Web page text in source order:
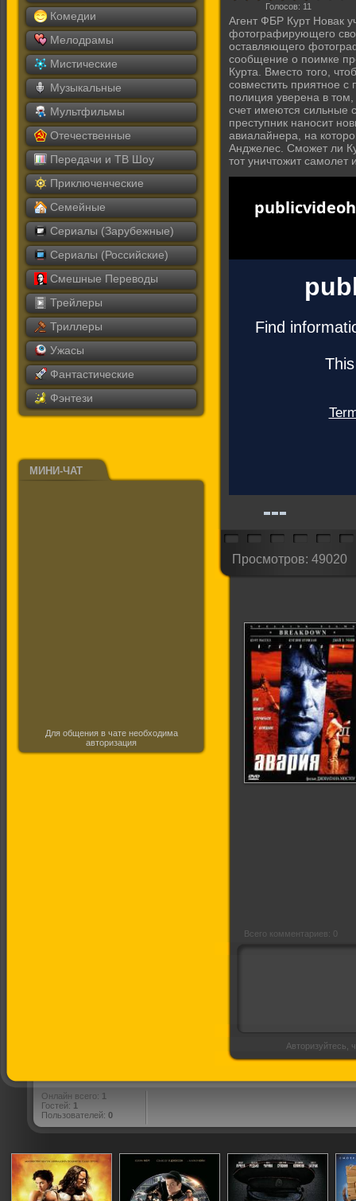
Комедии
Мелодрамы
Мистические
Музыкальные
Мультфильмы
Отечественные
Передачи и ТВ Шоу
Приключенческие
Семейные
Сериалы (Зарубежные)
Сериалы (Российские)
Смешные Переводы
Трейлеры
Триллеры
Ужасы
Фантастические
Фэнтези
МИНИ-ЧАТ
Для общения в чате необходима
авторизация
Голосов: 11
Агент ФБР Курт Новак
фотографирующего
оставляющего
сообщение о поимке
Курта. Вместо того,
совместить приятное с
полиция уверена в
счет имеются сильные
преступник наносит
авиалайнера, на
Анджелес. Сможет ли
тот уничтожит самолет
Просмотров: 49020
Всего комментариев: 0
Авторизуйтесь,
Онлайн всего: 1
Гостей: 1
Пользователей: 0